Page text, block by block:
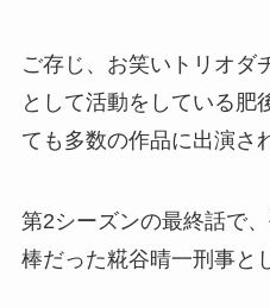
ご存じ、お笑いトリオダ
として活動をしている肥
ても多数の作品に出演さ
第2シーズンの最終話で
棒だった糀谷晴一刑事と